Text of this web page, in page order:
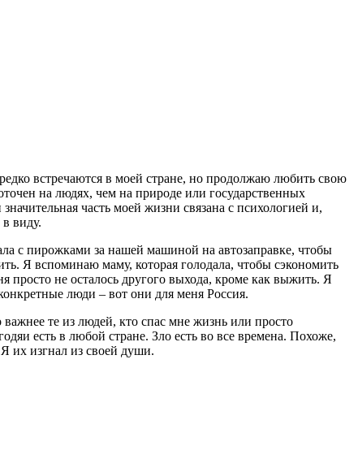
встречаются в моей стране, но продолжаю любить свою
на людях, чем на природе или государственных
часть моей жизни связана с психологией и,
виду.
с пирожками за нашей машиной на автозаправке, чтобы
Я вспоминаю маму, которая голодала, чтобы сэкономить
не осталось другого выхода, кроме как выжить. Я
люди – вот они для меня Россия.
те из людей, кто спас мне жизнь или просто
есть в любой стране. Зло есть во все времена. Похоже,
их изгнал из своей души.